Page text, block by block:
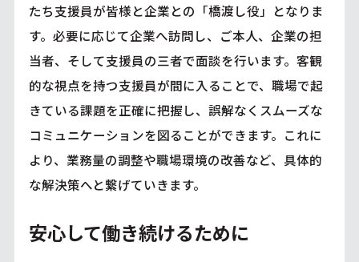
たち支援員が皆様と企業との「橋渡し役」となりま
す。必要に応じて企業へ訪問し、ご本人、企業の担
当者、そして支援員の三者で面談を行います。客観
的な視点を持つ支援員が間に入ることで、職場で起
きている課題を正確に把握し、誤解なくスムーズな
コミュニケーションを図ることができます。これに
より、業務量の調整や職場環境の改善など、具体的
な解決策へと繋げていきます。
安心して働き続けるために